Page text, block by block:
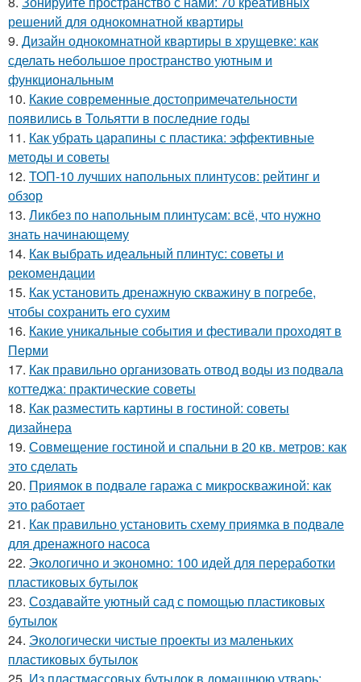
решений для однокомнатной квартиры
9. Дизайн однокомнатной квартиры в хрущевке: как
сделать небольшое пространство уютным и
функциональным
10. Какие современные достопримечательности
появились в Тольятти в последние годы
11. Как убрать царапины с пластика: эффективные
методы и советы
12. ТОП-10 лучших напольных плинтусов: рейтинг и
обзор
13. Ликбез по напольным плинтусам: всё, что нужно
знать начинающему
14. Как выбрать идеальный плинтус: советы и
рекомендации
15. Как установить дренажную скважину в погребе,
чтобы сохранить его сухим
16. Какие уникальные события и фестивали проходят в
Перми
17. Как правильно организовать отвод воды из подвала
коттеджа: практические советы
18. Как разместить картины в гостиной: советы
дизайнера
19. Совмещение гостиной и спальни в 20 кв. метров: как
это сделать
20. Приямок в подвале гаража с микроскважиной: как
это работает
21. Как правильно установить схему приямка в подвале
для дренажного насоса
22. Экологично и экономно: 100 идей для переработки
пластиковых бутылок
23. Создавайте уютный сад с помощью пластиковых
бутылок
24. Экологически чистые проекты из маленьких
пластиковых бутылок
25. Из пластмассовых бутылок в домашнюю утварь: